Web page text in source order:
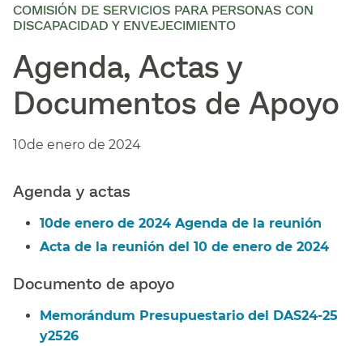
COMISIÓN DE SERVICIOS PARA PERSONAS CON
DISCAPACIDAD Y ENVEJECIMIENTO
Agenda, Actas y
Documentos de Apoyo​​
10de enero de 2024​​
Agenda y actas​​
10de enero de 2024 Agenda de la reunión​​
Acta de la reunión del 10 de enero de 2024​​
Documento de apoyo​​
Memorándum Presupuestario del DAS24-25
y2526